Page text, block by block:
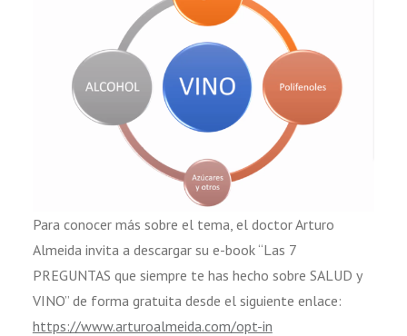
Para conocer más sobre el tema, el doctor Arturo
Almeida invita a descargar su e-book “Las 7
PREGUNTAS que siempre te has hecho sobre SALUD y
VINO” de forma gratuita desde el siguiente enlace:
https://www.arturoalmeida.com/opt-in